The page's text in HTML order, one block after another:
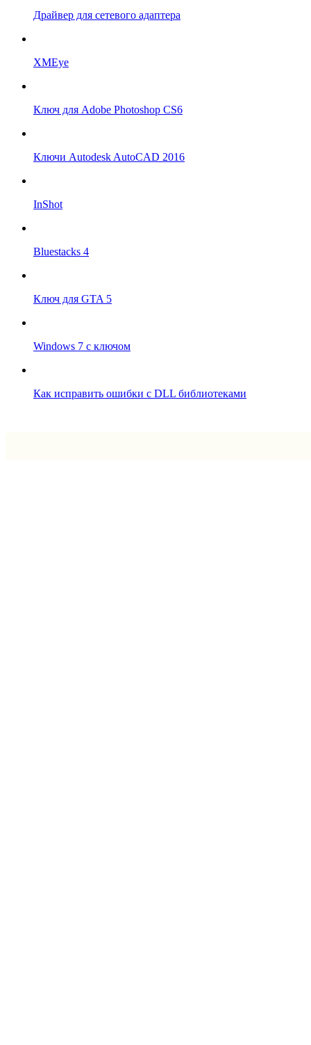
Драйвер для сетевого адаптера
XMEye
Ключ для Adobe Photoshop CS6
Ключи Autodesk AutoCAD 2016
InShot
Bluestacks 4
Ключ для GTA 5
Windows 7 с ключом
Как исправить ошибки с DLL библиотеками